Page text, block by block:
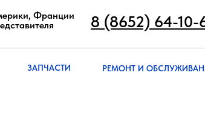
Франции
8 (8652) 64-10-
ЗАПЧАСТИ РЕМОНТ И
8 (8652) 64-
ЗАПЧАСТИ